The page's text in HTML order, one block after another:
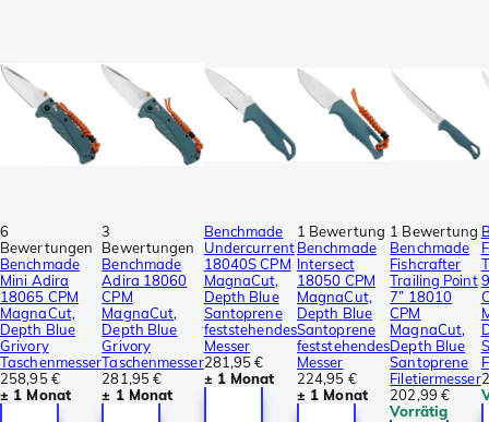
6
Bewertungen
Benchmade
Mini Adira
18065 CPM
MagnaCut,
Depth Blue
Grivory
Taschenmesser
258,95 €
± 1 Monat
3
Bewertungen
Benchmade
Adira 18060
CPM
MagnaCut,
Depth Blue
Grivory
Taschenmesser
281,95 €
± 1 Monat
Benchmade
Undercurrent
18040S CPM
MagnaCut,
Depth Blue
Santoprene
feststehendes
Messer
281,95 €
± 1 Monat
1 Bewertung
Benchmade
Intersect
18050 CPM
MagnaCut,
Depth Blue
Santoprene
feststehendes
Messer
224,95 €
± 1 Monat
1 Bewertung
Benchmade
Fishcrafter
Trailing Point
7” 18010
CPM
MagnaCut,
Depth Blue
Santoprene
Filetiermesser
202,99 €
Vorrätig